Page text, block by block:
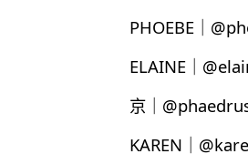
PHOEBE｜
ELAINE｜
京｜
KAREN｜